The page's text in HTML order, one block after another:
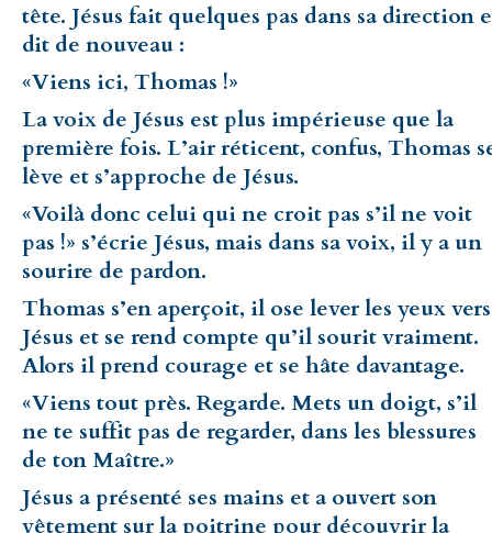
tête. Jésus fait quelques pas dans sa direction
dit de nouveau :
«Viens ici, Thomas !»
La voix de Jésus est plus impérieuse que la
première fois. L’air réticent, confus, Thomas
lève et s’approche de Jésus.
«Voilà donc celui qui ne croit pas s’il ne voit
pas !» s’écrie Jésus, mais dans sa voix, il y a un
sourire de pardon.
Thomas s’en aperçoit, il ose lever les yeux vers
Jésus et se rend compte qu’il sourit vraiment.
Alors il prend courage et se hâte davantage.
«Viens tout près. Regarde. Mets un doigt, s’il
ne te suffit pas de regarder, dans les blessures
de ton Maître.»
Jésus a présenté ses mains et a ouvert son
vêtement sur la poitrine pour découvrir la